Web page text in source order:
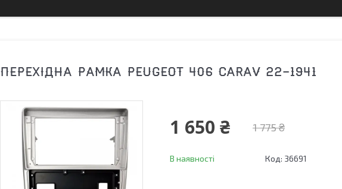
ПЕРЕХІДНА РАМКА PEUGEOT 406 CARAV 22-1941
1 775 ₴
1 650 ₴
В наявності Код: 36691